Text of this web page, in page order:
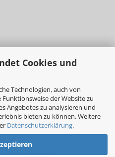
Cookies und
Technologien, auch von
der Website zu
Angebotes zu analysieren und
bieten zu können. Weitere
Datenschutzerklärung.